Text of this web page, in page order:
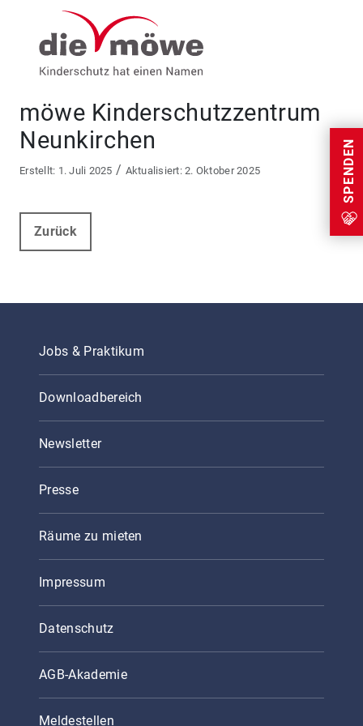
Weiter zum Inhalt
SPENDEN
möwe Kinderschutzzentrum
Neunkirchen
1. Juli 2025 / 2. Oktober 2025
Zurück
Jobs & Praktikum
Downloadbereich
Newsletter
Presse
Räume zu mieten
Impressum
Datenschutz
AGB-Akademie
Meldestellen